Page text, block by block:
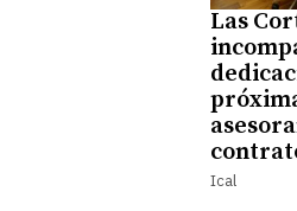
Las
Ical